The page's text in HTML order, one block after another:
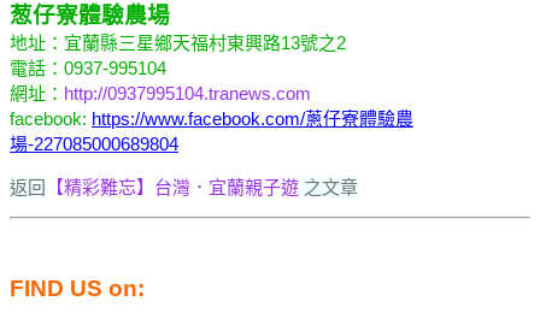
葱仔寮體驗農場
地址：宜蘭縣三星鄉天福村東興路13號之2
電話：0937-995104
網址： http://0937995104.tranews.com
facebook: https://www.facebook.com/蔥仔寮體驗農
場-227085000689804
返回 【精彩難忘】台灣．宜蘭親子遊 之文章
FIND US on: